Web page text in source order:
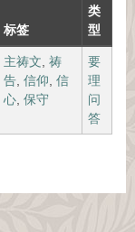
标签
类
型
主祷文 祷
告 信仰 信
心 保守
要
理
问
答